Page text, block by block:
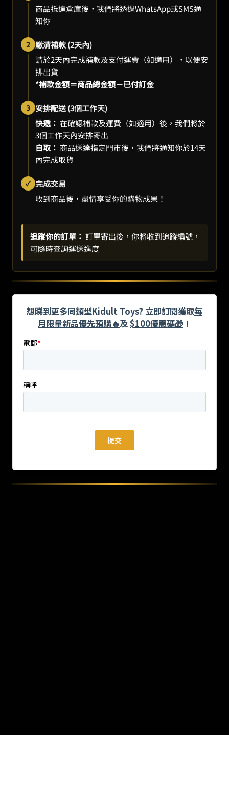
商品抵達倉庫後，我們將透過WhatsApp或SMS通
知你
2 繳清補款 (2天內)
請於2天內完成補款及支付運費（如適用），以便安
排出貨
*補款金額＝商品總金額－已付訂金
3 安排配送 (3個工作天)
快遞： 在確認補款及運費（如適用）後，我們將於
3個工作天內安排寄出
自取： 商品送達指定門市後，我們將通知你於14天
內完成取貨
✓ 完成交易
收到商品後，盡情享受你的購物成果！
追蹤你的訂單： 訂單寄出後，你將收到追蹤編號，
可隨時查詢運送進度